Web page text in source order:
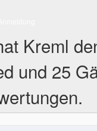
Kreml
und 25